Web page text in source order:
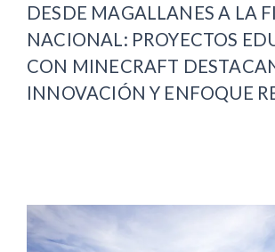
DESDE MAGALLANES A LA
NACIONAL: PROYECTOS
CON MINECRAFT
INNOVACIÓN Y ENFOQUE